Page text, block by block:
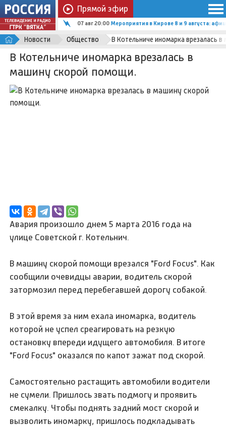
Прямой эфир
07 авг 20:00 Мероприятия в Кирове 8 и 9 августа:
Новости Общество В Котельниче иномарка врезалась
В Котельниче иномарка врезалась в
машину скорой помощи.
Авария произошло днем 5 марта 2016 года на
улице Советской г. Котельнич.
В машину скорой помощи врезался "Ford Focus". Как
сообщили очевидцы аварии, водитель скорой
затормозил перед перебегавшей дорогу собакой.
В этой время за ним ехала иномарка, водитель
которой не успел среагировать на резкую
остановку впереди идущего автомобиля. В итоге
"Ford Focus" оказался по капот зажат под скорой.
Самостоятельно растащить автомобили водители
не сумели. Пришлось звать подмогу и проявить
смекалку. Чтобы поднять задний мост скорой и
вызволить иномарку, пришлось подкладывать